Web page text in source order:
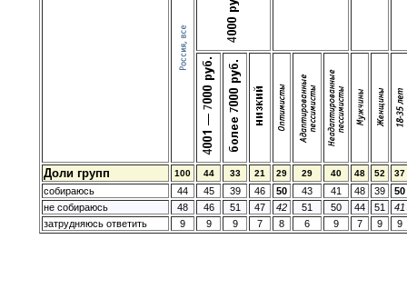
Доли групп 100 44 33 21 29 29 40 48 52 37
собираюсь 44 45 39 46 50 43 41 48 39
50
не собираюсь
48 46 51 47 42 51 50 44 51
41
затрудняюсь ответить
9 9 9 7 8 6 9 7 9 9